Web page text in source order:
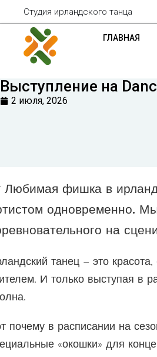
Студия ирландского танца
ГЛАВНАЯ
Выступление на
2 июля, 2026
Любимая фишка в
одновременно.
на
танец – это
И только выступая в
почему в расписании на
«окошки» для